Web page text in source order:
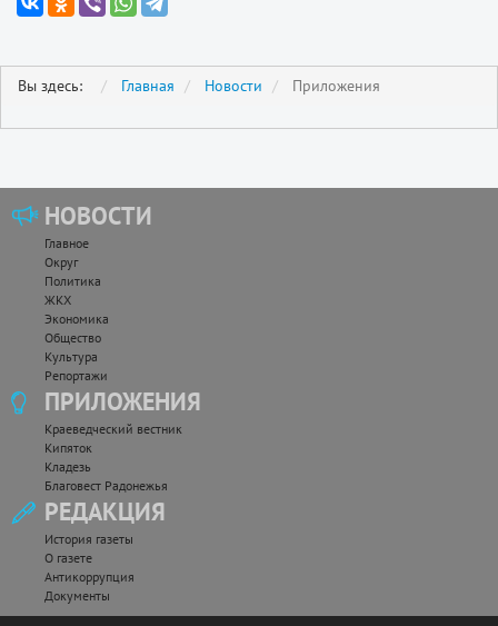
Вы здесь: Главная Новости Приложения
НОВОСТИ
Главное
Округ
Политика
ЖКХ
Экономика
Общество
Культура
Репортажи
ПРИЛОЖЕНИЯ
Краеведческий вестник
Кипяток
Кладезь
Благовест Радонежья
РЕДАКЦИЯ
История газеты
О газете
Антикоррупция
Документы